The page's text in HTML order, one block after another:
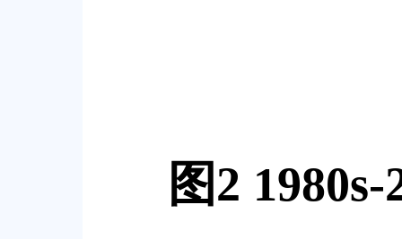
图2 1980s-